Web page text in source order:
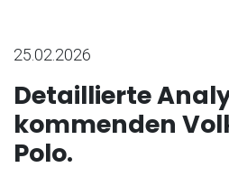
25.02.2026
Detaillierte
kommenden
Polo.